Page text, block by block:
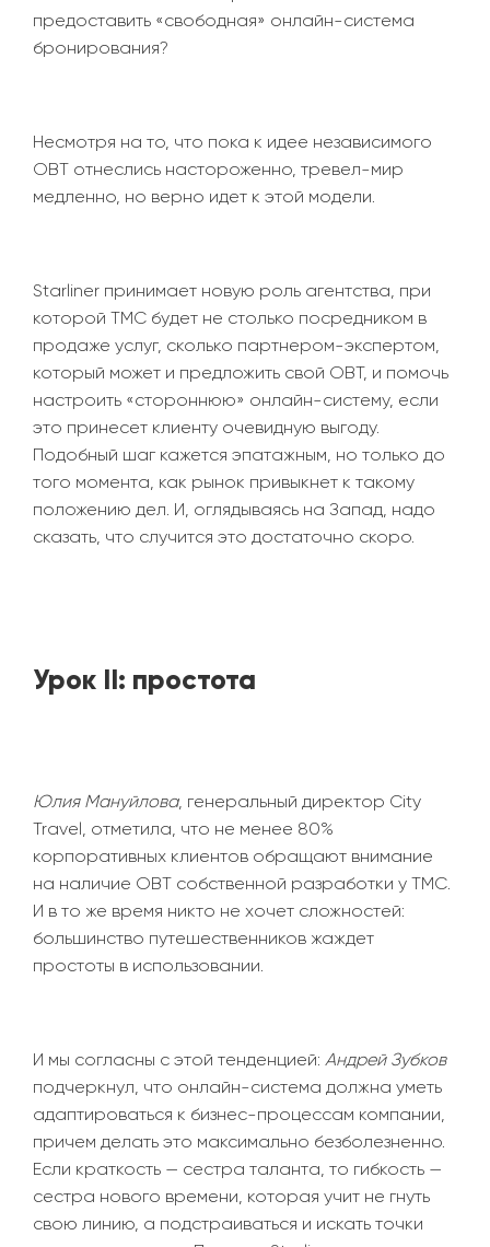
предоставить «свободная» онлайн-система
бронирования?
Несмотря на то, что пока к идее независимого
OBT отнеслись настороженно, тревел-мир
медленно, но верно идет к этой модели.
Starliner принимает новую роль агентства, при
которой TMC будет не столько посредником в
продаже услуг, сколько партнером-экспертом,
который может и предложить свой OBT, и помочь
настроить «стороннюю» онлайн-систему, если
это принесет клиенту очевидную выгоду.
Подобный шаг кажется эпатажным, но только до
того момента, как рынок привыкнет к такому
положению дел. И, оглядываясь на Запад, надо
сказать, что случится это достаточно скоро.
Урок II: простота
Юлия Мануйлова, генеральный директор City
Travel, отметила, что не менее 80%
корпоративных клиентов обращают внимание
на наличие OBT собственной разработки у TMC.
И в то же время никто не хочет сложностей:
большинство путешественников жаждет
простоты в использовании.
И мы согласны с этой тенденцией: Андрей Зубков
подчеркнул, что онлайн-система должна уметь
адаптироваться к бизнес-процессам компании,
причем делать это максимально безболезненно.
Если краткость — сестра таланта, то гибкость —
сестра нового времени, которая учит не гнуть
свою линию, а подстраиваться и искать точки